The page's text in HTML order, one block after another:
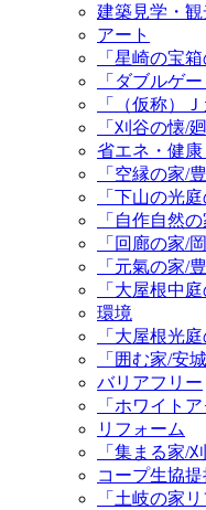
建築見学・観
アート
「星崎の宝箱
「ダブルゲ
「（仮称）Ｊ
「刈谷の懐/
省エネ・健
「空縁の家/豊
「下山の光庭
「自作自然の
「回廊の家/岡
「元氣の家/豊
「大屋根中
環境
「大屋根光
「囲む家/安城
バリアフリー
「ホワイト
リフォーム
「集まる家/刈
コープ生協
「土岐の家